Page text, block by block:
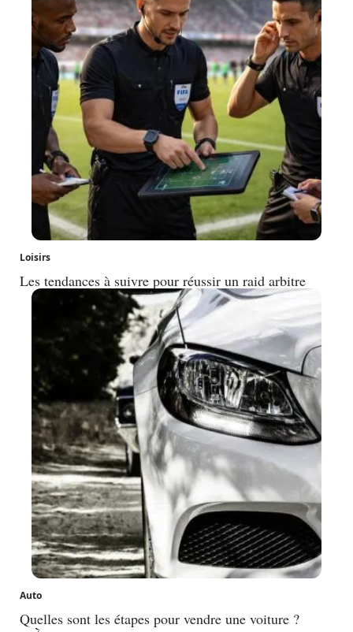
Loisirs
Les tendances à suivre pour réussir un raid arbitre
Auto
Quelles sont les étapes pour vendre une voiture ?